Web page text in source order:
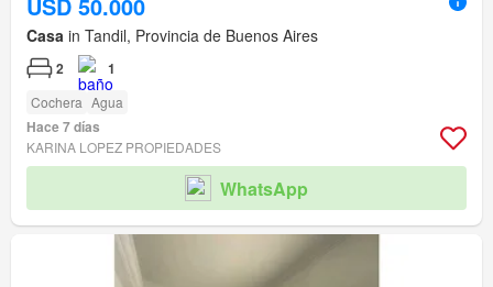
USD 50.000
Casa in Tandil, Provincia de Buenos Aires
2 1
Cochera Agua
Hace 7 días
KARINA LOPEZ PROPIEDADES
WhatsApp